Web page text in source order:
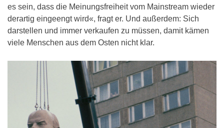
es sein, dass die Meinungsfreiheit vom Mainstream wieder
derartig eingeengt wird«, fragt er. Und außerdem: Sich
darstellen und immer verkaufen zu müssen, damit kämen
viele Menschen aus dem Osten nicht klar.